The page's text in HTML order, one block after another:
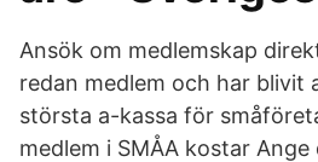
Ansök om medlemskap
redan medlem och har blivit
största a-kassa för
medlem i SMÅA kostar